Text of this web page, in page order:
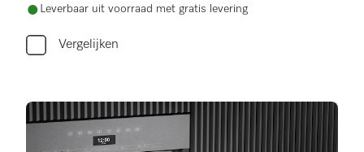
Leverbaar uit voorraad met gratis levering
Vergelijken